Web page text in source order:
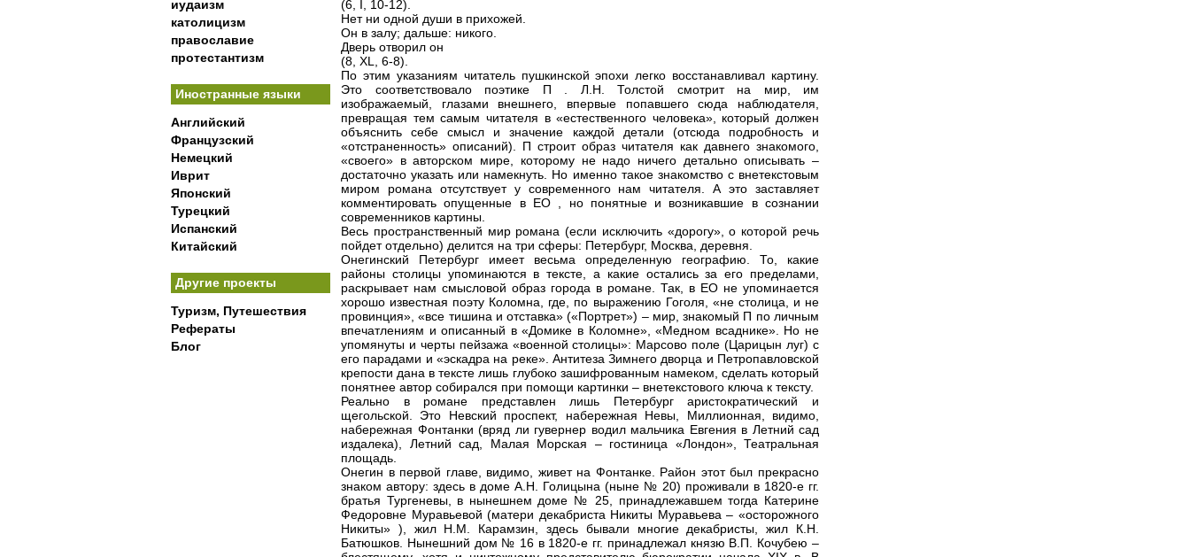
иудаизм
католицизм
православие
протестантизм
Иностранные языки
Английский
Французский
Немецкий
Иврит
Японский
Турецкий
Испанский
Китайский
Другие проекты
Туризм, Путешествия
Рефераты
Блог
(6, I, 10-12).
Нет ни одной души в прихожей.
Он в залу; дальше: никого.
Дверь отворил он
(8, XL, 6-8).
По этим указаниям читатель пушкинской эпохи легко восстанавливал картину.
Это соответствовало поэтике П . Л.Н. Толстой смотрит на мир, им
изображаемый, глазами внешнего, впервые попавшего сюда наблюдателя,
превращая тем самым читателя в «естественного человека», который должен
объяснить себе смысл и значение каждой детали (отсюда подробность и
«отстраненность» описаний). П строит образ читателя как давнего знакомого,
«своего» в авторском мире, которому не надо ничего детально описывать –
достаточно указать или намекнуть. Но именно такое знакомство с внетекстовым
миром романа отсутствует у современного нам читателя. А это заставляет
комментировать опущенные в ЕО , но понятные и возникавшие в сознании
современников картины.
Весь пространственный мир романа (если исключить «дорогу», о которой речь
пойдет отдельно) делится на три сферы: Петербург, Москва, деревня.
Онегинский Петербург имеет весьма определенную географию. То, какие
районы столицы упоминаются в тексте, а какие остались за его пределами,
раскрывает нам смысловой образ города в романе. Так, в ЕО не упоминается
хорошо известная поэту Коломна, где, по выражению Гоголя, «не столица, и не
провинция», «все тишина и отставка» («Портрет») – мир, знакомый П по личным
впечатлениям и описанный в «Домике в Коломне», «Медном всаднике». Но не
упомянуты и черты пейзажа «военной столицы»: Марсово поле (Царицын луг) с
его парадами и «эскадра на реке». Антитеза Зимнего дворца и Петропавловской
крепости дана в тексте лишь глубоко зашифрованным намеком, сделать который
понятнее автор собирался при помощи картинки – внетекстового ключа к тексту.
Реально в романе представлен лишь Петербург аристократический и
щегольской. Это Невский проспект, набережная Невы, Миллионная, видимо,
набережная Фонтанки (вряд ли гувернер водил мальчика Евгения в Летний сад
издалека), Летний сад, Малая Морская – гостиница «Лондон», Театральная
площадь.
Онегин в первой главе, видимо, живет на Фонтанке. Район этот был прекрасно
знаком автору: здесь в доме А.Н. Голицына (ныне № 20) проживали в 1820-е гг.
братья Тургеневы, в нынешнем доме № 25, принадлежавшем тогда Катерине
Федоровне Муравьевой (матери декабриста Никиты Муравьева – «осторожного
Никиты» ), жил Н.М. Карамзин, здесь бывали многие декабристы, жил К.Н.
Батюшков. Нынешний дом № 16 в 1820-е гг. принадлежал князю В.П. Кочубею –